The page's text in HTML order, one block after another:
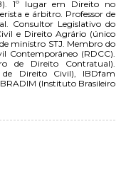
1º lugar em Direito no
e árbitro. Professor de
Consultor Legislativo do
e Direito Agrário (único
ministro STJ. Membro do
Contemporâneo (RDCC).
de Direito Contratual).
Direito Civil), IBDfam
(Instituto Brasileiro